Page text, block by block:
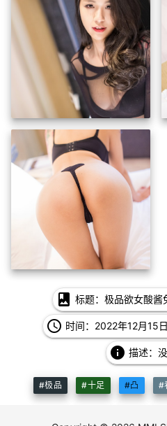
photo_album 标题：极品欲女酸酱
access_time 时间：2022年12月15日
info 描述：
#极品 #十足 #凸 #